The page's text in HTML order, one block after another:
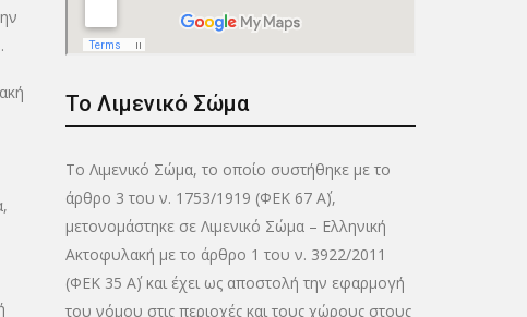
Το Λιμενικό Σώμα
Το Λιμενικό Σώμα, το οποίο συστήθηκε με το
άρθρο 3 του ν. 1753/1919 (ΦΕΚ 67 Α΄),
μετονομάστηκε σε Λιμενικό Σώμα – Ελληνική
Ακτοφυλακή με το άρθρο 1 του ν. 3922/2011
(ΦΕΚ 35 Α΄) και έχει ως αποστολή την εφαρμογή
του νόμου στις περιοχές και τους χώρους στους